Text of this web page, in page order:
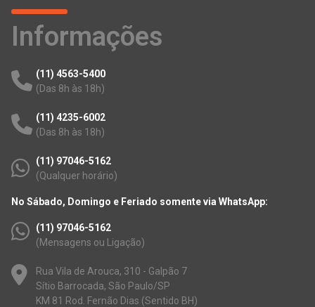
Informações
(11) 4563-5400
(Das 8h às 18h)
(11) 4235-6002
(Das 8h às 18h)
(11) 97046-5162
(Qualquer horário)
No Sábado, Domingo e Feriado somente via WhatsApp:
(11) 97046-5162
(Mensagens ou Ligação)
Rua Vila de Arouca, 310 - Galpão 7
Sítio Barrocada, São Paulo/SP
KM 81 Rod. Fernão Dias (Sentido BH)